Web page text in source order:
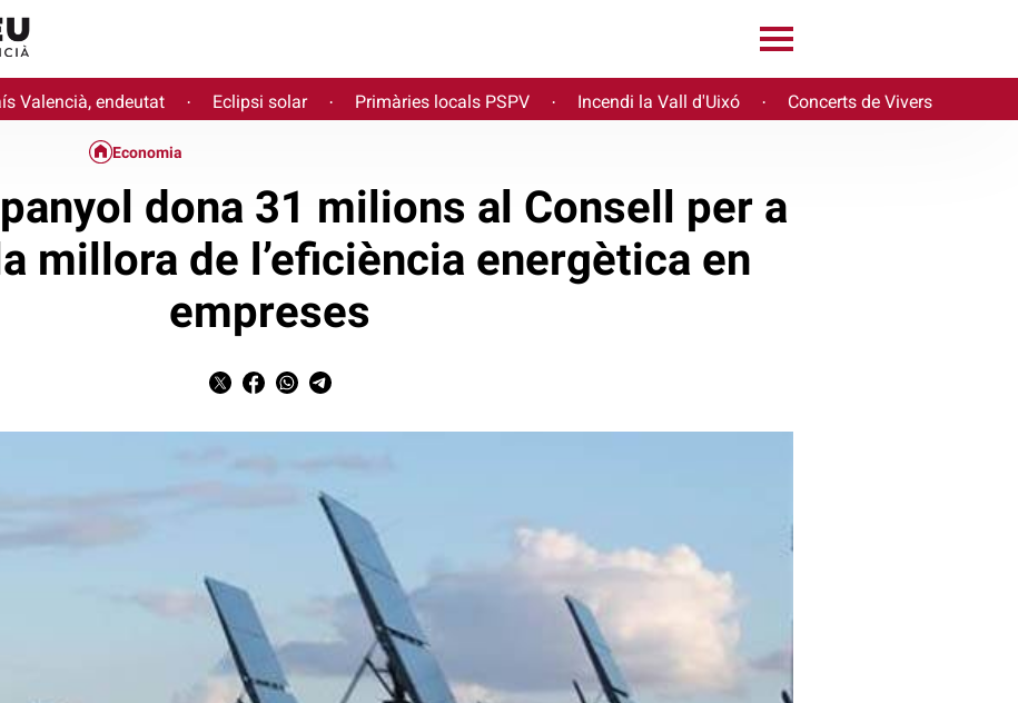
Valencià, endeutat · Eclipsi solar · Primàries locals PSPV · Incendi la Vall d'Uixó · Concerts de Vivers
Economia
dona 31 milions al Consell per a
millora de l’eficiència energètica en
empreses